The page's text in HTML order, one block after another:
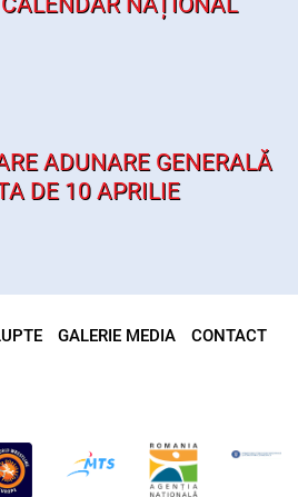
ADUNARE GENERALĂ
DE 10 APRILIE
GALERIE MEDIA CONTACT